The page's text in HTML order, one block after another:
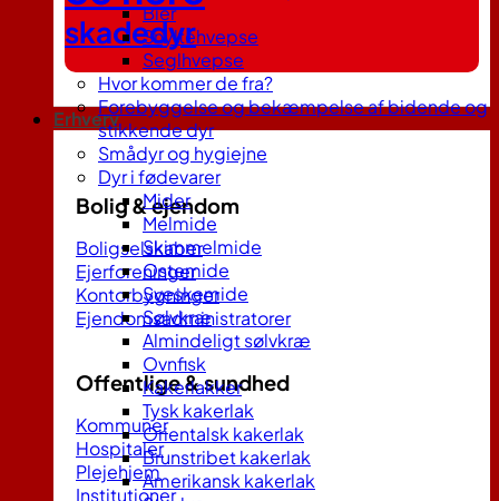
skadedyr
Erhverv
Bolig & ejendom
Boligselskaber
Ejerforeninger
Kontorbygninger
Ejendomsadministratorer
Offentlige & sundhed
Kommuner
Hospitaler
Plejehjem
Institutioner
Bier
Snyltehvepse
Seglhvepse
Hvor kommer de fra?
Forebyggelse og bekæmpelse af bidende og
stikkende dyr
Smådyr og hygiejne
Dyr i fødevarer
Mider
Melmide
Skimmelmide
Ostemide
Sveskemide
Sølvkræ
Almindeligt sølvkræ
Ovnfisk
Kakerlakker
Tysk kakerlak
Orientalsk kakerlak
Brunstribet kakerlak
Amerikansk kakerlak